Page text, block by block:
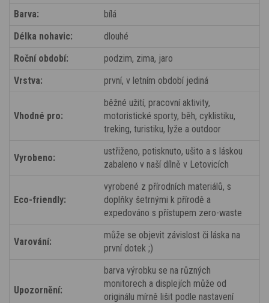
Barva:
bílá
Délka nohavic:
dlouhé
Roční období:
podzim, zima, jaro
Vrstva:
první, v letním období jediná
Vhodné pro:
běžné užití, pracovní aktivity,
motoristické sporty, běh, cyklistiku,
treking, turistiku, lyže a outdoor
Vyrobeno:
ustřiženo, potisknuto, ušito a s láskou
zabaleno v naší dílně v Letovicích
Eco-friendly:
vyrobené z přírodních materiálů, s
doplňky šetrnými k přírodě a
expedováno s přístupem zero-waste
Varování:
může se objevit závislost či láska na
první dotek ;)
Upozornění:
barva výrobku se na různých
monitorech a displejích může od
originálu mírně lišit podle nastavení